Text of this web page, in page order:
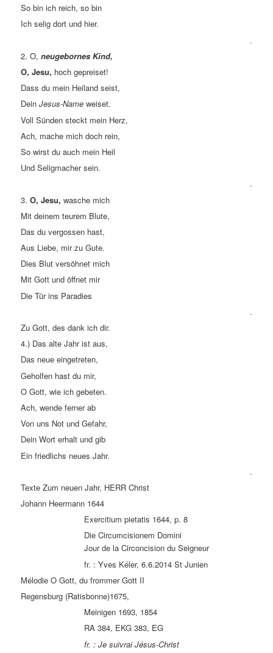
So bin ich reich, so bin
Ich selig dort und hier.
.
2. O,neugebornes Kind,
O, Jesu, hoch gepreiset!
Dass du mein Heiland seist,
DeinJesus-Name weiset.
Voll Sünden steckt mein Herz,
Ach, mache mich doch rein,
So wirst du auch mein Heil
Und Seligmacher sein.
.
3.O, Jesu, wasche mich
Mit deinem teurem Blute,
Das du vergossen hast,
Aus Liebe, mir zu Gute.
Dies Blut versöhnet mich
Mit Gott und öffnet mir
Die Tür ins Paradies
.
Zu Gott, des dank ich dir.
4.) Das alte Jahr ist aus,
Das neue eingetreten,
Geholfen hast du mir,
O Gott, wie ich gebeten.
Ach, wende ferner ab
Von uns Not und Gefahr,
Dein Wort erhalt und gib
Ein friedlichs neues Jahr.
.
Texte Zum neuen Jahr, HERR Christ
Johann Heermann 1644
Exercitium pietatis 1644, p. 8
Die Circumcisionem Domini
Jour de la Circoncision du Seigneur
fr. : Yves Kéler, 6.6.2014 St Junien
Mélodie O Gott, du frommer Gott II
Regensburg (Ratisbonne)1675,
Meinigen 1693, 1854
RA 384, EKG 383, EG
fr. : Je suivrai Jésus-Christ